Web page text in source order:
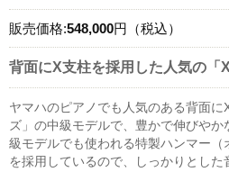
販売価格:548,000円（税込）
背面にX支柱を採用した人気の「X
ヤマハのピアノでも人気のある背面に
ズ」の中級モデルで、豊かで伸びや
級モデルでも使われる特製ハンマー（
を採用しているので、しっかりとした